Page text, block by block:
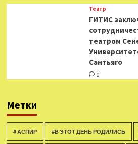
Театр
ГИТИС
театром
Сантьяго
0
Метки
# АСПИР #В ЭТОТ ДЕНЬ РОДИЛИСЬ